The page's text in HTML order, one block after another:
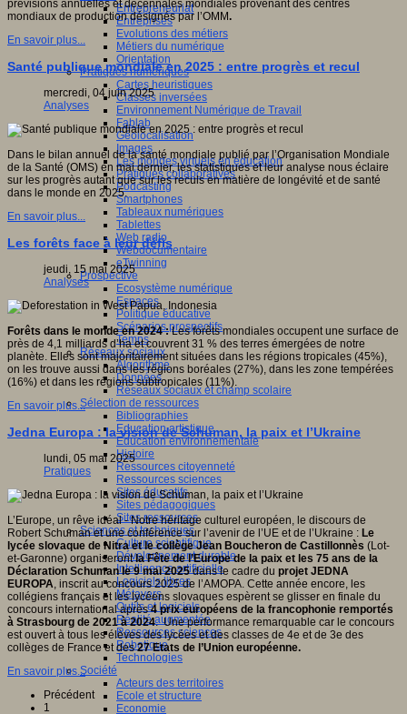
Entrepreneuriat
Entreprises
Evolutions des métiers
Métiers du numérique
Orientation
Pratiques numériques
Cartes heuristiques
Classes inversées
Environnement Numérique de Travail
Fablab
Géolocalisation
Images
Les mondes virtuels en éducation
Pratiques collaboratives
Podcasting
Smartphones
Tableaux numériques
Tablettes
Web radio
Webdocumentaire
eTwinning
Prospective
Ecosystème numérique
Espaces
Politique éducative
Scénarios prospectifs
Temps
Réseaux sociaux
Algorithme
Données
Réseaux sociaux et champ scolaire
Sélection de ressources
Bibliographies
Education artistique
Education environnementale
Histoire
Ressources citoyenneté
Ressources sciences
Sites éducatifs
Sites pédagogiques
Sites ressources
Sciences et techniques
Culture scientifique
Développement durable
Intelligence artificielle
Logiciels libres
Métavers
Outils et logiciels
Réalité augmentée
Ressources sciences
Robotique
Technologies
Société
Acteurs des territoires
Ecole et structure
Economie
prévisions annuelles et décennales mondiales provenant des centres
mondiaux de production désignés par l’OMM.
En savoir plus...
Santé publique mondiale en 2025 : entre progrès et recul
mercredi, 04 juin 2025
Analyses
Dans le bilan annuel de la santé mondiale publié par l’Organisation Mondiale
de la Santé (OMS) en mai dernier, les statistiques et leur analyse nous éclaire
sur les progrès autant que sur les reculs en matière de longévité et de santé
dans le monde en 2025.
En savoir plus...
Les forêts face à leur défis
jeudi, 15 mai 2025
Analyses
Forêts dans le monde en 2024 :Les forêts mondiales occupent une surface de
près de 4,1 milliards d’ha et couvrent 31 % des terres émergées de notre
planète. Elles sont majoritairement situées dans les régions tropicales (45%),
on les trouve aussi dans les régions boréales (27%), dans les zone tempérées
(16%) et dans les régions subtropicales (11%).
En savoir plus...
Jedna Europa : la vision de Schuman, la paix et l’Ukraine
lundi, 05 mai 2025
Pratiques
L’Europe, un rêve idéal - Notre héritage culturel européen, le discours de
Robert Schuman et une conférence sur l’avenir de l’UE et de l’Ukraine : Le
lycée slovaque de Nitra et le collège Jean Boucheron de Castillonnès (Lot-
et-Garonne) organiserontla Fête de l’Europe de la paix et les 75 ans de la
Déclaration Schuman le 9 mai 2025dans le cadre du projet JEDNA
EUROPA, inscrit au concours 2025 de l’AMOPA. Cette année encore, les
collégiens français et les lycéens slovaques espèrent se glisser en finale du
concours international après4 prix européens de la francophonie remportés
à Strasbourg de 2021 à 2024. Une performance remarquable car le concours
est ouvert à tous les élèves des lycées et des classes de 4e et de 3e des
collèges de France et des27 Etats de l’Union européenne.
En savoir plus...
Précédent
1